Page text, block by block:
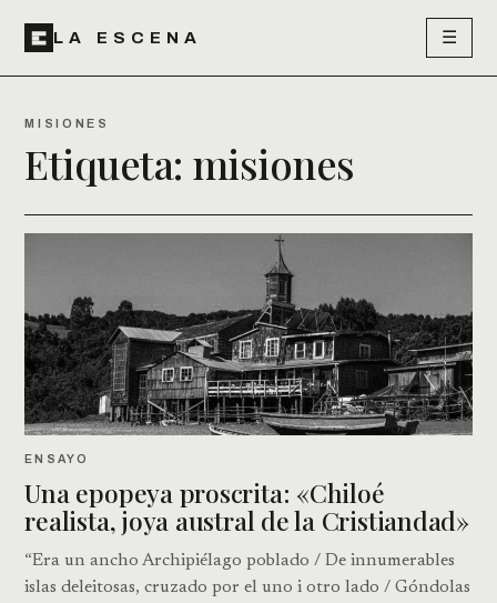
LA ESCENA ☰
MISIONES
Etiqueta: misiones
ENSAYO
Una epopeya proscrita: «Chiloé
realista, joya austral de la Cristiandad»
“Era un ancho Archipiélago poblado / De innumerables
islas deleitosas, cruzado por el uno i otro lado / Góndolas